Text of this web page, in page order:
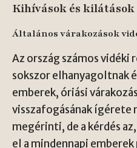
Kihívások és kilátások
Általános várakozások
Az ország számos vidéki
sokszor elhanyagoltnak
emberek, óriási
visszafogásának ígérete
megérinti, de a kérdés
el a mindennapi